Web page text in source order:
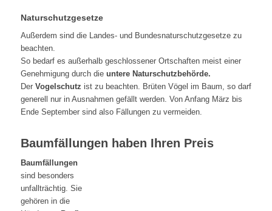
Naturschutzgesetze
Außerdem sind die Landes- und Bundesnaturschutzgesetze zu
beachten.
So bedarf es außerhalb geschlossener Ortschaften meist einer
Genehmigung durch die untere Naturschutzbehörde.
Der Vogelschutz ist zu beachten. Brüten Vögel im Baum, so darf
generell nur in Ausnahmen gefällt werden. Von Anfang März bis
Ende September sind also Fällungen zu vermeiden.
Baumfällungen haben Ihren Preis
Baumfällungen
sind besonders
unfallträchtig. Sie
gehören in die